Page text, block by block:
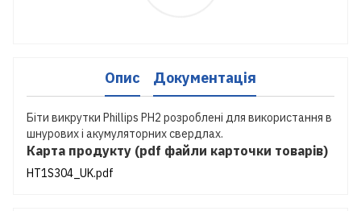
Опис Документація
Біти викрутки Phillips PH2 розроблені для використання в
шнурових і акумуляторних свердлах.
Карта продукту (pdf файли карточки товарів)
HT1S304_UK.pdf